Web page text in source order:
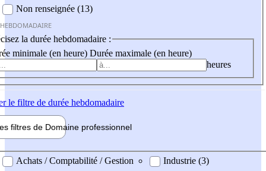
Non renseignée (13)
la durée hebdomadaire :
minimale (en heure) Durée maximale (en heure)
heures
le filtre de durée hebdomadaire
filtres de Domaine professionnel
professionel
Achats / Comptabilité / Gestion
Industrie (3)